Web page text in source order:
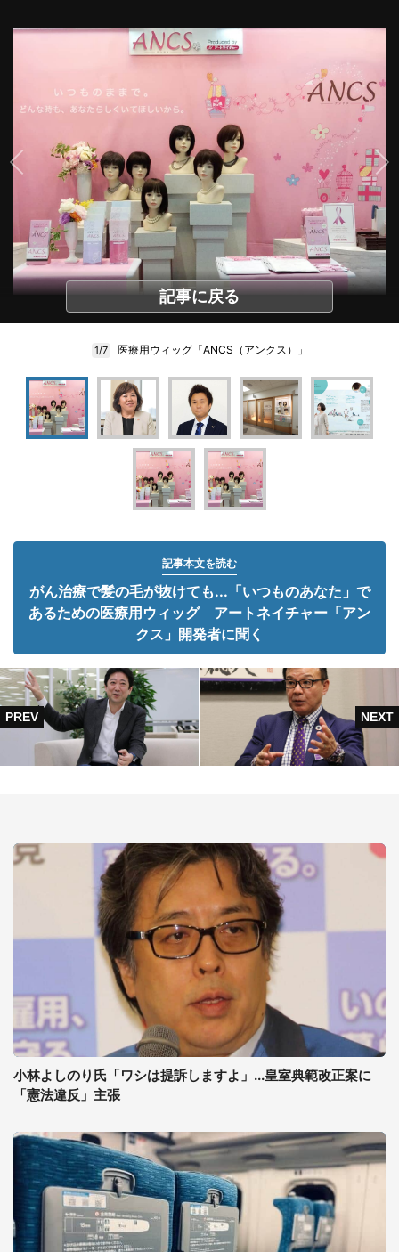
記事に戻る
1/7 医療用ウィッグ「ANCS（アンクス）」
記事本文を読む
がん治療で髪の毛が抜けても...「いつものあなた」で
あるための医療用ウィッグ アートネイチャー「アン
クス」開発者に聞く
小林よしのり氏「ワシは提訴しますよ」...皇室典範改正案に
「憲法違反」主張